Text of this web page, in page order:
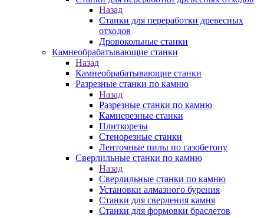
Назад
Станки для переработки древесных
отходов
Дровокольные станки
Камнеобрабатывающие станки
Назад
Камнеобрабатывающие станки
Разрезные станки по камню
Назад
Разрезные станки по камню
Камнерезные станки
Плиткорезы
Стенорезные станки
Ленточные пилы по газобетону
Сверлильные станки по камню
Назад
Сверлильные станки по камню
Установки алмазного бурения
Станки для сверления камня
Станки для формовки браслетов